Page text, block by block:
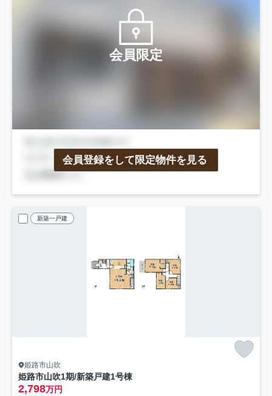
会員限定
会員登録をして限定物件を見る
新築一戸建
姫路市山吹
姫路市山吹1期/新築戸建1号棟
2,798万円